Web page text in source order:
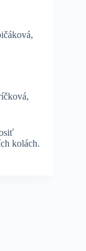
kolách.